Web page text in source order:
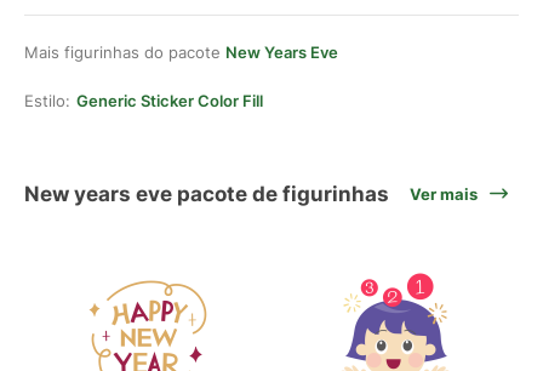
Mais figurinhas do pacote New Years Eve
Estilo: Generic Sticker Color Fill
New years eve pacote de figurinhas Ver mais